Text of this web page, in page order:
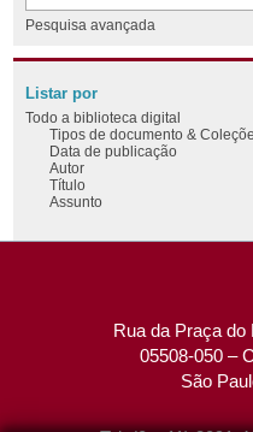
Pesquisa avançada
Listar por
Todo a biblioteca digital
Tipos de documento &
Data de publicação
Autor
Título
Assunto
Rua da Praça do
05508-050 –
São